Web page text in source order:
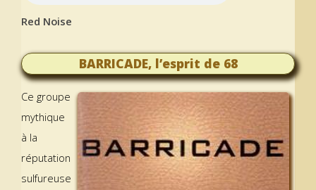
Red Noise
BARRICADE, l’esprit de 68
Ce groupe
mythique
à la
réputation
sulfureuse